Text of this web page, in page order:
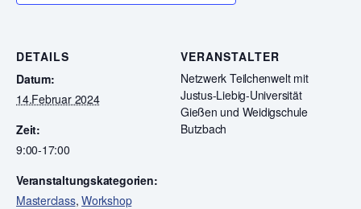
DETAILS
Datum:
14.Februar 2024
Zeit:
9:00-17:00
Veranstaltungskategorien:
Masterclass,Workshop
VERANSTALTER
Netzwerk Teilchenwelt mit
Justus-Liebig-Universität
Gießen und Weidigschule
Butzbach